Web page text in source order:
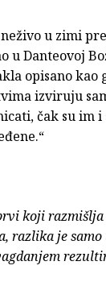
u zimi
u Danteovoj
opisano kao
izviruju
čak su im i
koji razmišlja
razlika je